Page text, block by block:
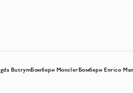
ButrymБомбери MonclerБомбери Enrico